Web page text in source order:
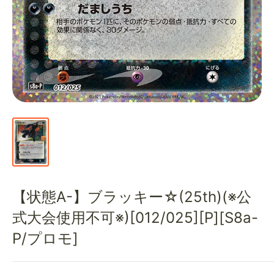
【状態A-】ブラッキー☆(25th)(※公
式大会使用不可※)[012/025][P][S8a-
P/プロモ]